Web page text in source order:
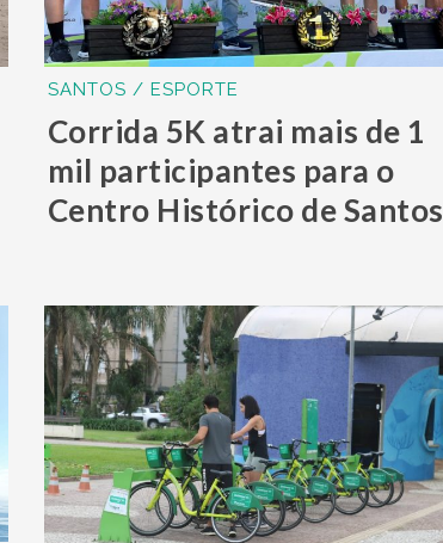
SANTOS / ESPORTE
Corrida 5K atrai mais de 1
mil participantes para o
Centro Histórico de Santos